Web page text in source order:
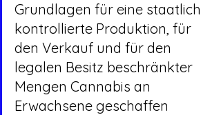
Grundlagen für eine staatlich
kontrollierte Produktion, für
den Verkauf und für den
legalen Besitz beschränkter
Mengen Cannabis an
Erwachsene geschaffen